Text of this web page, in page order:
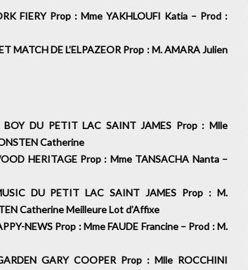
FIERY Prop : Mme YAKHLOUFI Katia – Prod :
MATCH DE L’ELPAZEOR Prop : M. AMARA Julien
DU PETIT LAC SAINT JAMES Prop : Mlle
Catherine
HERITAGE Prop : Mme TANSACHA Nanta –
DU PETIT LAC SAINT JAMES Prop : M.
Catherine Meilleure Lot d’Affixe
NEWS Prop : Mme FAUDE Francine – Prod : M.
GARY COOPER Prop : Mlle ROCCHINI